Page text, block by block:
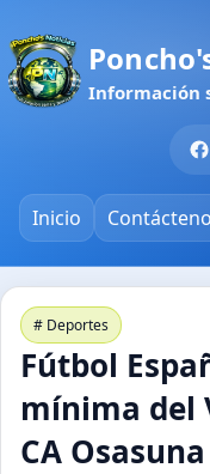
Información
Inicio
# Deportes
Fútbol
mínima del
CA Osasuna